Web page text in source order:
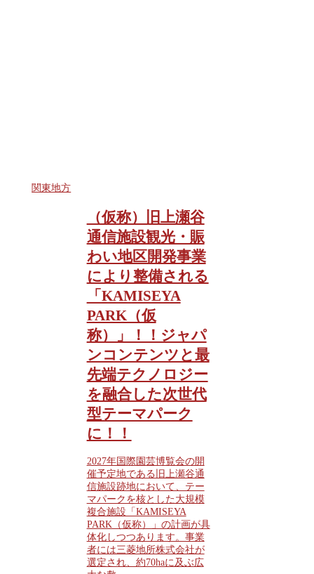
関東地方
（仮称）旧上瀬谷
通信施設観光・賑
わい地区開発事業
により整備される
「KAMISEYA
PARK（仮
称）」！！ジャパ
ンコンテンツと最
先端テクノロジー
を融合した次世代
型テーマパーク
に！！
2027年国際園芸博覧会の開
催予定地である旧上瀬谷通
信施設跡地において、テー
マパークを核とした大規模
複合施設「KAMISEYA
PARK（仮称）」の計画が具
体化しつつあります。事業
者には三菱地所株式会社が
選定され、約70haに及ぶ広